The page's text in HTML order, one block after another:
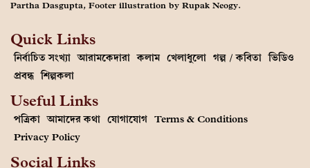
Partha Dasgupta, Footer illustration by Rupak Neogy.
Quick Links
নির্বাচিত সংখ্যা আরামকেদারা কলাম খেলাধুলো গল্প / কবিতা ভিডিও
প্রবন্ধ শিল্পকলা
Useful Links
পত্রিকা আমাদের কথা যোগাযোগ Terms & Conditions
Privacy Policy
Social Links